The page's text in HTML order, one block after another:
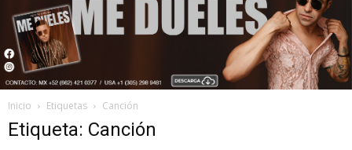
Inicio Etiquetas Canción
Etiqueta: Canción